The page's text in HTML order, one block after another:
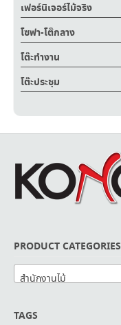
เฟอร์นิเจอร์ไม้จริง
โซฟา-โต๊กลาง
โต๊ะทำงาน
โต๊ะประชุม
PRODUCT CATEGORIES
สำนักงานไม้
TAGS